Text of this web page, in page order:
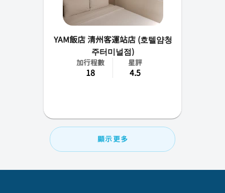
YAM飯店 清州客運站店 (호텔얌청
주터미널점)
加行程數
18
星評
4.5
顯示更多